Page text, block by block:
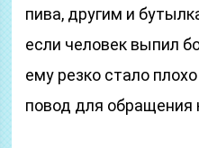
пива, другим и
если человек выпил
ему резко стало
повод для обращения